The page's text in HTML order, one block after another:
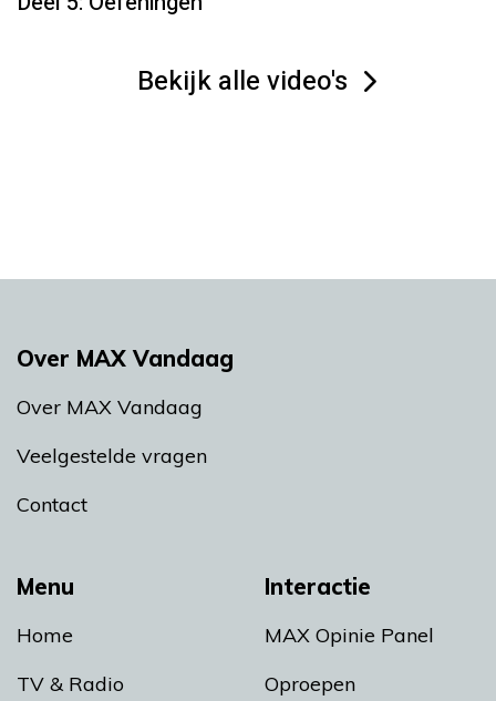
Bekijk alle video's
Menu
Home
TV & Radio
Interactie
MAX Opinie Panel
Oproepen
Over MAX Vandaag
Over MAX Vandaag
Veelgestelde vragen
Contact